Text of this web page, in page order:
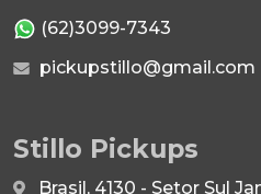
(62)3099-7343
pickupstillo@gmail.com
Stillo Pickups
Brasil, 4130 - Setor Sul